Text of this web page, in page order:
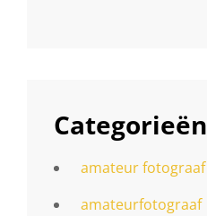
Categorieën
amateur fotograaf
amateurfotograaf